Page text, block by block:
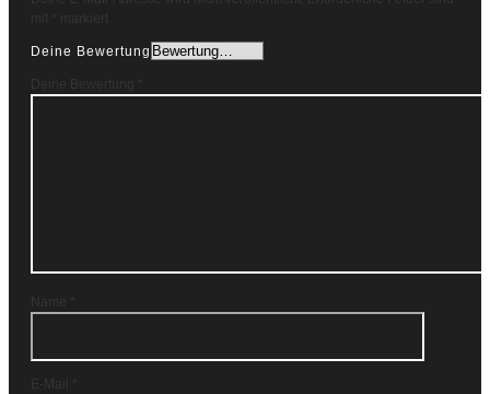
Deine Bewertung